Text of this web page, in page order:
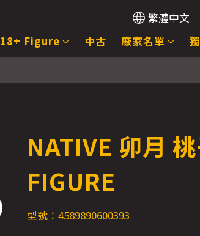
繁體中文
18+ Figure 中古 廠家名單
NATIVE 卯月
FIGURE
型號：4589890600393